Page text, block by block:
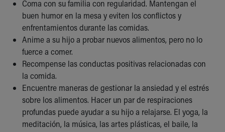
Coma con su familia con regularidad. Mantengan el
buen humor en la mesa y eviten los conflictos y
enfrentamientos durante las comidas.
Anime a su hijo a probar nuevos alimentos, pero no lo
fuerce a comer.
Recompense las conductas positivas relacionadas con
la comida.
Encuentre maneras de gestionar la ansiedad y el estrés
sobre los alimentos. Hacer un par de respiraciones
profundas puede ayudar a su hijo a relajarse. El yoga, la
meditación, la música, las artes plásticas, el baile, la